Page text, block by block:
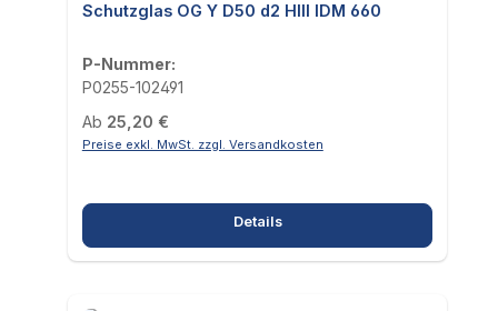
Schutzglas OG Y D50 d2 HIII IDM 660
P-Nummer:
P0255-102491
Regulärer Preis:
Ab 25,20 €
Preise exkl. MwSt. zzgl. Versandkosten
Details